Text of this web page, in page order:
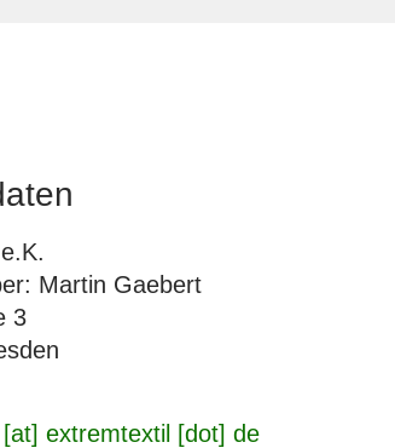
Martin Gaebert
3
extremtextil [dot] de